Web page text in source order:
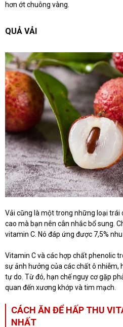
hơn ớt chuông vàng.
QUẢ VẢI
Vải cũng là một trong những loại trái
cao mà bạn nên cân nhắc bổ sung.
vitamin C. Nó đáp ứng được 7,5%
Vitamin C và các hợp chất phenolic
sự ảnh hưởng của các chất ô nhiễm,
tự do. Từ đó, hạn chế nguy cơ gặp
quan đến xương khớp và tim mạch.
CÁCH ĂN ĐỂ HẤP THU
NHẤT